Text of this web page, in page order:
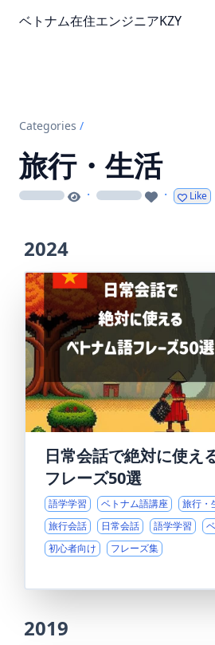
ベトナム在住エンジニアKZY
Categories /
旅行・生活
loading · loading · Like
2024
日常会話で絶対に使え
フレーズ50選
語学学習 ベトナム語講座 旅行・
旅行会話
日常会話 語学学習
初心者向け
フレーズ集
2019